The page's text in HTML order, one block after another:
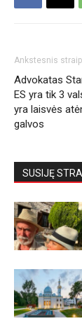
Ankstesnis
Advokatas
ES yra tik 3
yra laisvės
galvos
SUSIJĘ